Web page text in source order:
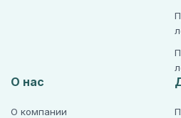
О нас
О компании